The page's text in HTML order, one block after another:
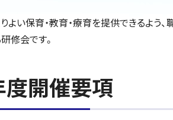
よい保育・教育・療育を提供できるよ
修会です。
開催要項